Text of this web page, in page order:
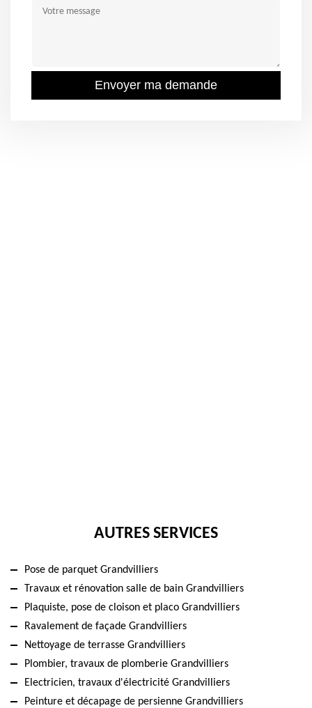
AUTRES SERVICES
Pose de parquet Grandvilliers
Travaux et rénovation salle de bain Grandvilliers
Plaquiste, pose de cloison et placo Grandvilliers
Ravalement de façade Grandvilliers
Nettoyage de terrasse Grandvilliers
Plombier, travaux de plomberie Grandvilliers
Electricien, travaux d'électricité Grandvilliers
Peinture et décapage de persienne Grandvilliers